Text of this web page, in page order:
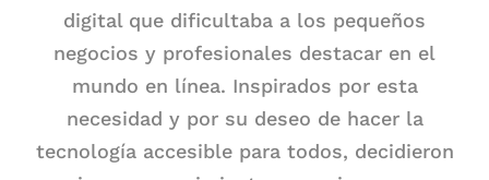
digital que dificultaba a los pequeños
negocios y profesionales destacar en el
mundo en línea. Inspirados por esta
necesidad y por su deseo de hacer la
tecnología accesible para todos, decidieron